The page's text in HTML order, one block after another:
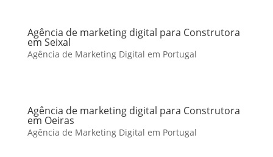
Agência de marketing digital para Construtora
em Seixal
Agência de Marketing Digital em Portugal
Agência de marketing digital para Construtora
em Oeiras
Agência de Marketing Digital em Portugal